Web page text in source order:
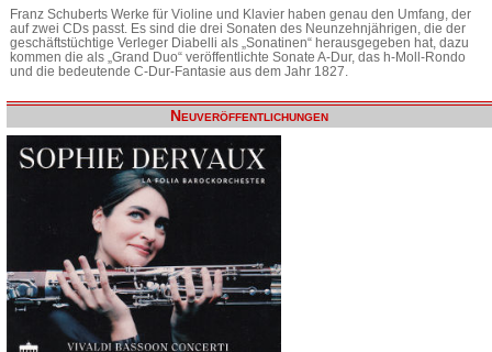
Franz Schuberts Werke für Violine und Klavier haben genau den Umfang, der
auf zwei CDs passt. Es sind die drei Sonaten des Neunzehnjährigen, die der
geschäftstüchtige Verleger Diabelli als „Sonatinen“ herausgegeben hat, dazu
kommen die als „Grand Duo“ veröffentlichte Sonate A-Dur, das h-Moll-Rondo
und die bedeutende C-Dur-Fantasie aus dem Jahr 1827.
Neuveröffentlichungen